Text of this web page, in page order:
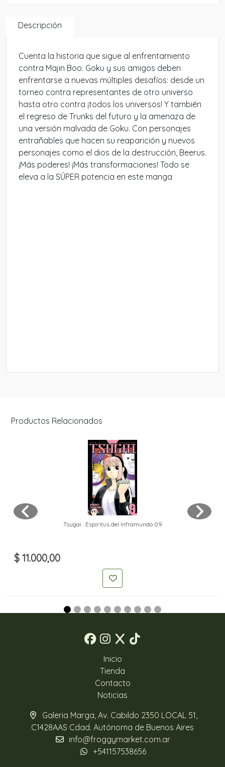
Descripción
Cuenta la historia que sigue al enfrentamiento
contra Majin Boo. Goku y sus amigos deben
enfrentarse a nuevas múltiples desafíos: desde un
torneo contra representantes de otro universo
hasta otro contra ¡todos los universos! Y también
el regreso de Trunks del futuro y la amenaza de
una versión malvada de Goku. Con personajes
entrañables que hacen su reaparición y nuevos
personajes como el dios de la destrucción, Beerus.
¡Más poderes! ¡Más transformaciones! Todo se
eleva a la SÚPER potencia en este manga
Productos Relacionados
Tsugai : Espiritus del Inframundo 09
$ 11.000,00
Inicio
Tienda
Contacto
Noticias
Galeria Marga, Av. Cabildo 2350 LOCAL 51,
C1428AAS Cdad. Autónoma de Buenos Aires
info@froggymarket.com.ar
+541157538656